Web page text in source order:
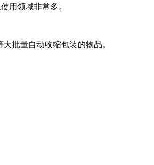
用领域非常多。
批量自动收缩包装的物品。